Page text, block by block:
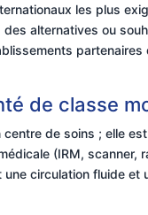
les plus
alternatives ou
partenaires
de classe
de soins ; elle
(IRM,
circulation fluide